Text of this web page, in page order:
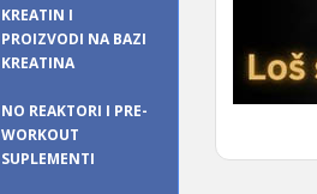
KREATIN I
PROIZVODI NA BAZI
KREATINA
NO REAKTORI I PRE-
WORKOUT
SUPLEMENTI